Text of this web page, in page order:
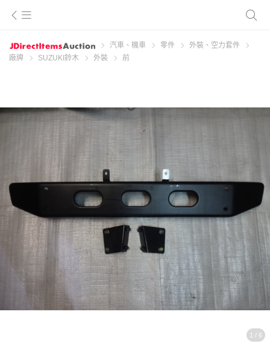
汽車、機車 零件
外裝、空力套件
廠牌
SUZUKI鈴木 外裝 前
1 / 6